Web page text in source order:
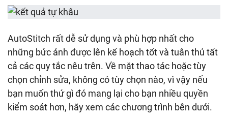
AutoStitch rất dễ sử dụng và phù hợp nhất cho
những bức ảnh được lên kế hoạch tốt và tuân thủ tất
cả các quy tắc nêu trên. Về mặt thao tác hoặc tùy
chọn chỉnh sửa, không có tùy chọn nào, vì vậy nếu
bạn muốn thứ gì đó mang lại cho bạn nhiều quyền
kiểm soát hơn, hãy xem các chương trình bên dưới.